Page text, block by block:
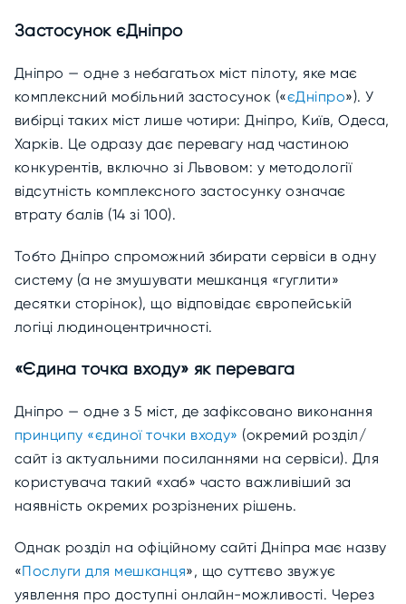
Застосунок єДніпро
Дніпро — одне з небагатьох міст пілоту, яке має
комплексний мобільний застосунок («єДніпро»). У
вибірці таких міст лише чотири: Дніпро, Київ, Одеса,
Харків. Це одразу дає перевагу над частиною
конкурентів, включно зі Львовом: у методології
відсутність комплексного застосунку означає
втрату балів (14 зі 100).
Тобто Дніпро спроможний збирати сервіси в одну
систему (а не змушувати мешканця «гуглити»
десятки сторінок), що відповідає європейській
логіці людиноцентричності.
«Єдина точка входу» як перевага
Дніпро — одне з 5 міст, де зафіксовано виконання
принципу «єдиної точки входу» (окремий розділ/
сайт із актуальними посиланнями на сервіси). Для
користувача такий «хаб» часто важливіший за
наявність окремих розрізнених рішень.
Однак розділ на офіційному сайті Дніпра має назву
«Послуги для мешканця», що суттєво звужує
уявлення про доступні онлайн-можливості. Через